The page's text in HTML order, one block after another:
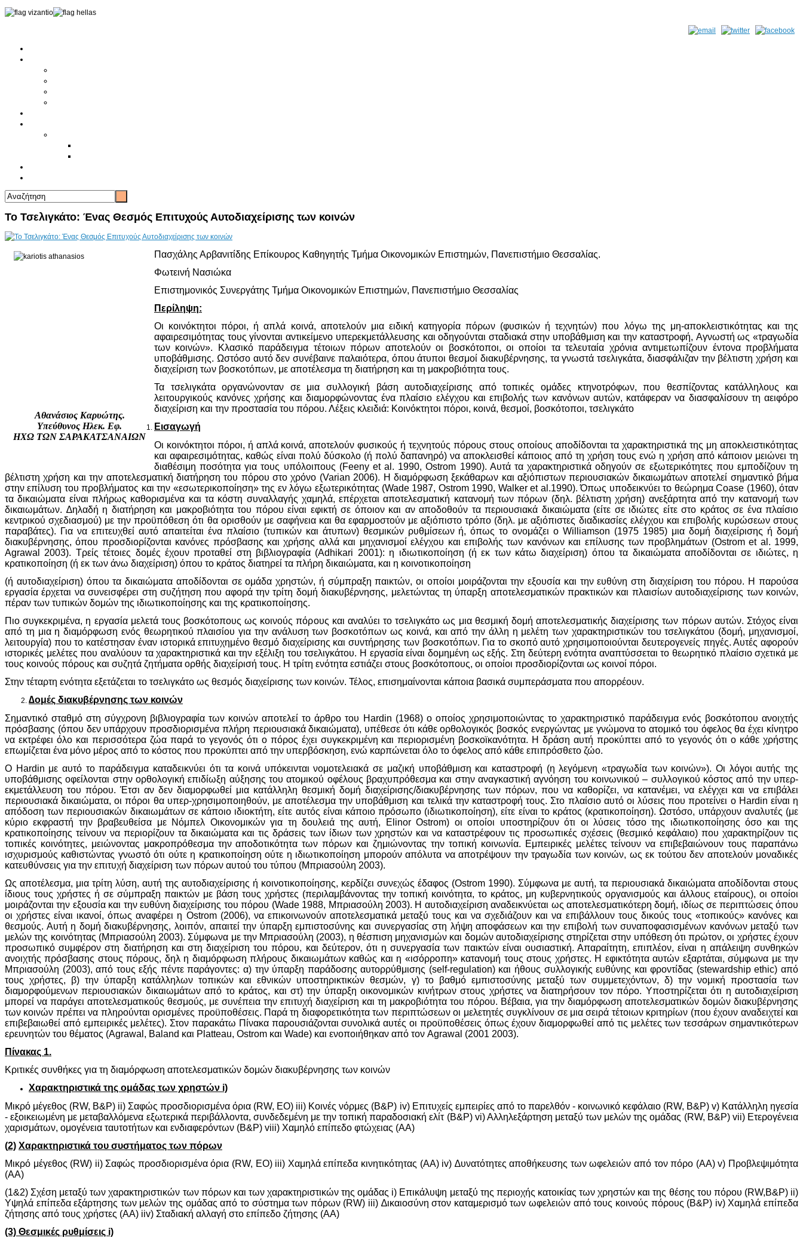
Το Τσελιγκάτο: Ένας Θεσμός Επιτυχούς Αυτοδιαχείρισης των κοινών
Αθανάσιος Καρυώτης.
Υπεύθυνος Ηλεκ. Εφ.
ΗΧΩ ΤΩΝ ΣΑΡΑΚΑΤΣΑΝΑΙΩΝ
Πασχάλης Αρβανιτίδης Επίκουρος Καθηγητής Τμήμα Οικονομικών Επιστημών, Πανεπιστήμιο Θεσσαλίας.
Φωτεινή Νασιώκα
Επιστημονικός Συνεργάτης Τμήμα Οικονομικών Επιστημών, Πανεπιστήμιο Θεσσαλίας
Περίληψη:
Οι κοινόκτητοι πόροι, ή απλά κοινά, αποτελούν μια ειδική κατηγορία πόρων (φυσικών ή τεχνητών) που λόγω της μη-αποκλειστικότητας και της
αφαιρεσιμότητας τους γίνονται αντικείμενο υπερεκμετάλλευσης και οδηγούνται σταδιακά στην υποβάθμιση και την καταστροφή, Aγνωστή ως «τραγωδία
των κοινών». Κλασικό παράδειγμα τέτοιων πόρων αποτελούν οι βοσκότοποι, οι οποίοι τα τελευταία χρόνια αντιμετωπίζουν έντονα προβλήματα
υποβάθμισης. Ωστόσο αυτό δεν συνέβαινε παλαιότερα, όπου άτυποι θεσμοί διακυβέρνησης, τα γνωστά τσελιγκάτα, διασφάλιζαν την βέλτιστη χρήση και
διαχείριση των βοσκοτόπων, με αποτέλεσμα τη διατήρηση και τη μακροβιότητα τους.
Τα τσελιγκάτα οργανώνονταν σε μια συλλογική βάση αυτοδιαχείρισης από τοπικές ομάδες κτηνοτρόφων, που θεσπίζοντας κατάλληλους και
λειτουργικούς κανόνες χρήσης και διαμορφώνοντας ένα πλαίσιο ελέγχου και επιβολής των κανόνων αυτών, κατάφεραν να διασφαλίσουν τη αειφόρο
διαχείριση και την προστασία του πόρου. Λέξεις κλειδιά: Κοινόκτητοι πόροι, κοινά, θεσμοί, βοσκότοποι, τσελιγκάτο
Εισαγωγή
Οι κοινόκτητοι πόροι, ή απλά κοινά, αποτελούν φυσικούς ή τεχνητούς πόρους στους οποίους αποδίδονται τα χαρακτηριστικά της μη αποκλειστικότητας
και αφαιρεσιμότητας, καθώς είναι πολύ δύσκολο (ή πολύ δαπανηρό) να αποκλεισθεί κάποιος από τη χρήση τους ενώ η χρήση από κάποιον μειώνει τη
διαθέσιμη ποσότητα για τους υπόλοιπους (Feeny et al. 1990, Οstrom 1990). Αυτά τα χαρακτηριστικά οδηγούν σε εξωτερικότητες που εμποδίζουν τη
βέλτιστη χρήση και την αποτελεσματική διατήρηση του πόρου στο χρόνο (Varian 2006). Η διαμόρφωση ξεκάθαρων και αξιόπιστων περιουσιακών δικαιωμάτων αποτελεί σημαντικό βήμα
στην επίλυση του προβλήματος και την «εσωτερικοποίηση» της εν λόγω εξωτερικότητας (Wade 1987, Οstrom 1990, Walker et al.1990). Όπως υποδεικνύει το θεώρημα Coase (1960), όταν
τα δικαιώματα είναι πλήρως καθορισμένα και τα κόστη συναλλαγής χαμηλά, επέρχεται αποτελεσματική κατανομή των πόρων (δηλ. βέλτιστη χρήση) ανεξάρτητα από την κατανομή των
δικαιωμάτων. ∆ηλαδή η διατήρηση και μακροβιότητα του πόρου είναι εφικτή σε όποιον και αν αποδοθούν τα περιουσιακά δικαιώματα (είτε σε ιδιώτες είτε στο κράτος σε ένα πλαίσιο
κεντρικού σχεδιασμού) με την προϋπόθεση ότι θα ορισθούν με σαφήνεια και θα εφαρμοστούν με αξιόπιστο τρόπο (δηλ. με αξιόπιστες διαδικασίες ελέγχου και επιβολής κυρώσεων στους
παραβάτες). Για να επιτευχθεί αυτό απαιτείται ένα πλαίσιο (τυπικών και άτυπων) θεσμικών ρυθμίσεων ή, όπως το ονομάζει ο Williamson (1975 1985) μια δομή διαχείρισης ή δομή
διακυβέρνησης, όπου προσδιορίζονται κανόνες πρόσβασης και χρήσης αλλά και μηχανισμοί ελέγχου και επιβολής των κανόνων και επίλυσης των προβλημάτων (Ostrom et al. 1999,
Agrawal 2003). Τρείς τέτοιες δομές έχουν προταθεί στη βιβλιογραφία (Adhikari 2001): η ιδιωτικοποίηση (ή εκ των κάτω διαχείριση) όπου τα δικαιώματα αποδίδονται σε ιδιώτες, η
κρατικοποίηση (ή εκ των άνω διαχείριση) όπου το κράτος διατηρεί τα πλήρη δικαιώματα, και η κοινοτικοποίηση
(ή αυτοδιαχείριση) όπου τα δικαιώματα αποδίδονται σε ομάδα χρηστών, ή σύμπραξη παικτών, οι οποίοι μοιράζονται την εξουσία και την ευθύνη στη διαχείριση του πόρου. Η παρούσα
εργασία έρχεται να συνεισφέρει στη συζήτηση που αφορά την τρίτη δομή διακυβέρνησης, μελετώντας τη ύπαρξη αποτελεσματικών πρακτικών και πλαισίων αυτοδιαχείρισης των κοινών,
πέραν των τυπικών δομών της ιδιωτικοποίησης και της κρατικοποίησης.
Πιο συγκεκριμένα, η εργασία μελετά τους βοσκότοπους ως κοινούς πόρους και αναλύει το τσελιγκάτο ως μια θεσμική δομή αποτελεσματικής διαχείρισης των πόρων αυτών. Στόχος είναι
από τη μια η διαμόρφωση ενός θεωρητικού πλαισίου για την ανάλυση των βοσκοτόπων ως κοινά, και από την άλλη η μελέτη των χαρακτηριστικών του τσελιγκάτου (δομή, μηχανισμοί,
λειτουργία) που το κατέστησαν έναν ιστορικά επιτυχημένο θεσμό διαχείρισης και συντήρησης των βοσκοτόπων. Για το σκοπό αυτό χρησιμοποιούνται δευτερογενείς πηγές. Αυτές αφορούν
ιστορικές μελέτες που αναλύουν τα χαρακτηριστικά και την εξέλιξη του τσελιγκάτου. Η εργασία είναι δομημένη ως εξής. Στη δεύτερη ενότητα αναπτύσσεται το θεωρητικό πλαίσιο σχετικά με
τους κοινούς πόρους και συζητά ζητήματα ορθής διαχείρισή τους. Η τρίτη ενότητα εστιάζει στους βοσκότοπους, οι οποίοι προσδιορίζονται ως κοινοί πόροι.
Στην τέταρτη ενότητα εξετάζεται το τσελιγκάτο ως θεσμός διαχείρισης των κοινών. Τέλος, επισημαίνονται κάποια βασικά συμπεράσματα που απορρέουν.
∆ομές διακυβέρνησης των κοινών
Σημαντικό σταθμό στη σύγχρονη βιβλιογραφία των κοινών αποτελεί το άρθρο του Hardin (1968) ο οποίος χρησιμοποιώντας το χαρακτηριστικό παράδειγμα ενός βοσκότοπου ανοιχτής
πρόσβασης (όπου δεν υπάρχουν προσδιορισμένα πλήρη περιουσιακά δικαιώματα), υπέθεσε ότι κάθε ορθολογικός βοσκός ενεργώντας με γνώμονα το ατομικό του όφελος θα έχει κίνητρο
να εκτρέφει όλο και περισσότερα ζώα παρά το γεγονός ότι ο πόρος έχει συγκεκριμένη και περιορισμένη βοσκοϊκανότητα. Η δράση αυτή προκύπτει από το γεγονός ότι ο κάθε χρήστης
επωμίζεται ένα μόνο μέρος από το κόστος που προκύπτει από την υπερβόσκηση, ενώ καρπώνεται όλο το όφελος από κάθε επιπρόσθετο ζώο.
Ο Hardin με αυτό το παράδειγμα καταδεικνύει ότι τα κοινά υπόκεινται νομοτελειακά σε μαζική υποβάθμιση και καταστροφή (η λεγόμενη «τραγωδία των κοινών»). Οι λόγοι αυτής της
υποβάθμισης οφείλονται στην ορθολογική επιδίωξη αύξησης του ατομικού οφέλους βραχυπρόθεσμα και στην αναγκαστική αγνόηση του κοινωνικού – συλλογικού κόστος από την υπερ-
εκμετάλλευση του πόρου. Έτσι αν δεν διαμορφωθεί μια κατάλληλη θεσμική δομή διαχείρισης/διακυβέρνησης των πόρων, που να καθορίζει, να κατανέμει, να ελέγχει και να επιβάλει
περιουσιακά δικαιώματα, οι πόροι θα υπερ-χρησιμοποιηθούν, με αποτέλεσμα την υποβάθμιση και τελικά την καταστροφή τους. Στο πλαίσιο αυτό οι λύσεις που προτείνει ο Hardin είναι η
απόδοση των περιουσιακών δικαιωμάτων σε κάποιο ιδιοκτήτη, είτε αυτός είναι κάποιο πρόσωπο (ιδιωτικοποίηση), είτε είναι το κράτος (κρατικοποίηση). Ωστόσο, υπάρχουν αναλυτές (με
κύριο εκφραστή την βραβευθείσα με Νόμπελ Οικονομικών για τη δουλειά της αυτή, Elinor Ostrom) οι οποίοι υποστηρίζουν ότι οι λύσεις τόσο της ιδιωτικοποίησης όσο και της
κρατικοποίησης τείνουν να περιορίζουν τα δικαιώματα και τις δράσεις των ίδιων των χρηστών και να καταστρέφουν τις προσωπικές σχέσεις (θεσμικό κεφάλαιο) που χαρακτηρίζουν τις
τοπικές κοινότητες, μειώνοντας μακροπρόθεσμα την αποδοτικότητα των πόρων και ζημιώνοντας την τοπική κοινωνία. Εμπειρικές μελέτες τείνουν να επιβεβαιώνουν τους παραπάνω
ισχυρισμούς καθιστώντας γνωστό ότι ούτε η κρατικοποίηση ούτε η ιδιωτικοποίηση μπορούν απόλυτα να αποτρέψουν την τραγωδία των κοινών, ως εκ τούτου δεν αποτελούν μοναδικές
κατευθύνσεις για την επιτυχή διαχείριση των πόρων αυτού του τύπου (Μπριασούλη 2003).
Ως αποτέλεσμα, μια τρίτη λύση, αυτή της αυτοδιαχείρισης ή κοινοτικοποίησης, κερδίζει συνεχώς έδαφος (Ostrom 1990). Σύμφωνα με αυτή, τα περιουσιακά δικαιώματα αποδίδονται στους
ίδιους τους χρήστες ή σε σύμπραξη παικτών με βάση τους χρήστες (περιλαμβάνοντας την τοπική κοινότητα, το κράτος, μη κυβερνητικούς οργανισμούς και άλλους εταίρους), οι οποίοι
μοιράζονται την εξουσία και την ευθύνη διαχείρισης του πόρου (Wade 1988, Μπριασούλη 2003). Η αυτοδιαχείριση αναδεικνύεται ως αποτελεσματικότερη δομή, ιδίως σε περιπτώσεις όπου
οι χρήστες είναι ικανοί, όπως αναφέρει η Ostrom (2006), να επικοινωνούν αποτελεσματικά μεταξύ τους και να σχεδιάζουν και να επιβάλλουν τους δικούς τους «τοπικούς» κανόνες και
θεσμούς. Αυτή η δομή διακυβέρνησης, λοιπόν, απαιτεί την ύπαρξη εμπιστοσύνης και συνεργασίας στη λήψη αποφάσεων και την επιβολή των συναποφασισμένων κανόνων μεταξύ των
μελών της κοινότητας (Μπριασούλη 2003). Σύμφωνα με την Μπριασούλη (2003), η θέσπιση μηχανισμών και δομών αυτοδιαχείρισης στηρίζεται στην υπόθεση ότι πρώτον, οι χρήστες έχουν
προσωπικό συμφέρον στη διατήρηση και στη διαχείριση του πόρου, και δεύτερον, ότι η συνεργασία των παικτών είναι ουσιαστική. Απαραίτητη, επιπλέον, είναι η απάλειψη συνθηκών
ανοιχτής πρόσβασης στους πόρους, δηλ η διαμόρφωση πλήρους δικαιωμάτων καθώς και η «ισόρροπη» κατανομή τους στους χρήστες. Η εφικτότητα αυτών εξαρτάται, σύμφωνα με την
Μπριασούλη (2003), από τους εξής πέντε παράγοντες: α) την ύπαρξη παράδοσης αυτορρύθμισης (self-regulation) και ήθους συλλογικής ευθύνης και φροντίδας (stewardship ethic) από
τους χρήστες, β) την ύπαρξη κατάλληλων τοπικών και εθνικών υποστηρικτικών θεσμών, γ) το βαθμό εμπιστοσύνης μεταξύ των συμμετεχόντων, δ) την νομική προστασία των
διαμορφούμενων περιουσιακών δικαιωμάτων από το κράτος, και στ) την ύπαρξη οικονομικών κινήτρων στους χρήστες να διατηρήσουν τον πόρο. Υποστηρίζεται ότι η αυτοδιαχείριση
μπορεί να παράγει αποτελεσματικούς θεσμούς, με συνέπεια την επιτυχή διαχείριση και τη μακροβιότητα του πόρου. Βέβαια, για την διαμόρφωση αποτελεσματικών δομών διακυβέρνησης
των κοινών πρέπει να πληρούνται ορισμένες προϋποθέσεις. Παρά τη διαφορετικότητα των περιπτώσεων οι μελετητές συγκλίνουν σε μια σειρά τέτοιων κριτηρίων (που έχουν αναδειχτεί και
επιβεβαιωθεί από εμπειρικές μελέτες). Στον παρακάτω Πίνακα παρουσιάζονται συνολικά αυτές οι προϋποθέσεις όπως έχουν διαμορφωθεί από τις μελέτες των τεσσάρων σημαντικότερων
ερευνητών του θέματος (Agrawal, Baland και Platteau, Ostrom και Wade) και ενοποιήθηκαν από τον Agrawal (2001 2003).
Πίνακας 1.
Κριτικές συνθήκες για τη διαμόρφωση αποτελεσματικών δομών διακυβέρνησης των κοινών
Χαρακτηριστικά της ομάδας των χρηστών i)
Mικρό μέγεθος (RW, Β&Ρ) ii) Σαφώς προσδιορισμένα όρια (RW, EO) iii) Κοινές νόρμες (Β&Ρ) iv) Επιτυχείς εμπειρίες από το παρελθόν - κοινωνικό κεφάλαιο (RW, Β&Ρ) v) Κατάλληλη ηγεσία
- εξοικειωμένη με μεταβαλλόμενα εξωτερικά περιβάλλοντα, συνδεδεμένη με την τοπική παραδοσιακή ελίτ (Β&Ρ) vi) Αλληλεξάρτηση μεταξύ των μελών της ομάδας (RW, Β&Ρ) vii) Ετερογένεια
χαρισμάτων, ομογένεια ταυτοτήτων και ενδιαφερόντων (B&P) viii) Χαμηλό επίπεδο φτώχειας (AA)
(2) Χαρακτηριστικά του συστήματος των πόρων
Mικρό μέγεθος (RW) ii) Σαφώς προσδιορισμένα όρια (RW, EO) iii) Χαμηλά επίπεδα κινητικότητας (ΑΑ) iv) ∆υνατότητες αποθήκευσης των ωφελειών από τον πόρο (ΑΑ) v) Προβλεψιμότητα
(AA)
(1&2) Σχέση μεταξύ των χαρακτηριστικών των πόρων και των χαρακτηριστικών της ομάδας i) Επικάλυψη μεταξύ της περιοχής κατοικίας των χρηστών και της θέσης του πόρου (RW,Β&Ρ) ii)
Υψηλά επίπεδα εξάρτησης των μελών της ομάδας από το σύστημα των πόρων (RW) iii) ∆ικαιοσύνη στον καταμερισμό των ωφελειών από τους κοινούς πόρους (Β&Ρ) iv) Χαμηλά επίπεδα
ζήτησης από τους χρήστες (ΑΑ) iiv) Σταδιακή αλλαγή στο επίπεδο ζήτησης (ΑΑ)
(3) Θεσμικές ρυθμίσεις i)